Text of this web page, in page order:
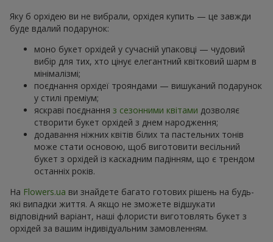
Яку б орхідею ви не вибрали, орхідея купить — це завжди
буде вдалий подарунок:
моно букет орхідей у сучасній упаковці — чудовий
вибір для тих, хто цінує елегантний квітковий шарм в
мінімалізмі;
поєднання орхідеї трояндами — вишуканий подарунок
у стилі преміум;
яскраві поєднання з сезонними квітами дозволяє
створити букет орхідей з днем народження;
додавання ніжних квітів білих та пастельних тонів
може стати основою, щоб виготовити весільний
букет з орхідей із каскадним падінням, що є трендом
останніх років.
На Flowers.ua ви знайдете багато готових рішень на будь-
які випадки життя. А якщо не зможете відшукати
відповідний варіант, наші флористи виготовлять букет з
орхідей за вашим індивідуальним замовленням.